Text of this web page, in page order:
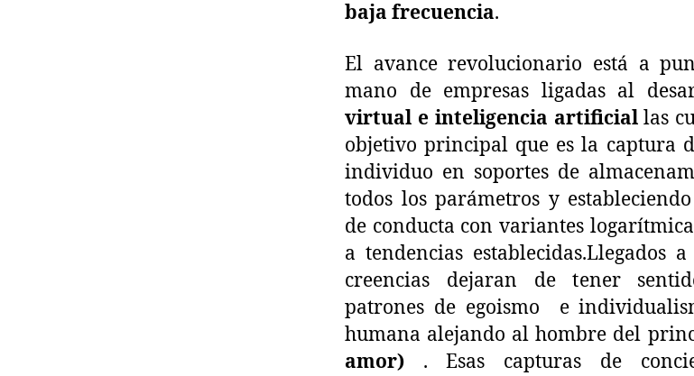
baja frecuencia.
El avance revolucionario está a
mano de empresas ligadas al
virtual e inteligencia artificiallas
objetivo principal que es la captura
individuo en soportes de
todos los parámetros y
de conducta con variantes
a tendencias establecidas.Llegados
creencias dejaran de tener
patrones de egoismo e
humana alejando al hombre del
amor) . Esas capturas de